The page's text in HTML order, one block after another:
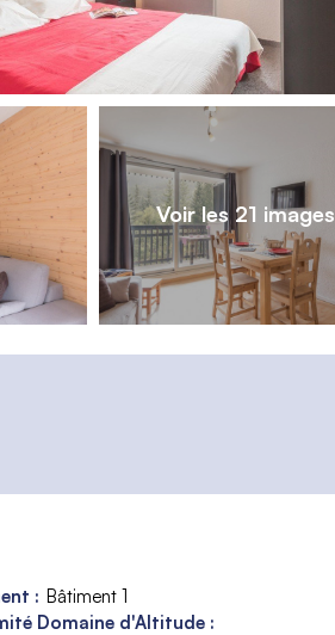
Voir les 21 images
: Bâtiment 1
Domaine d'Altitude :